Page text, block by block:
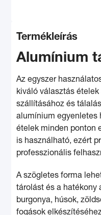
Termékleírás
Alumínium
Az egyszer
kiváló választás
szállításához és
alumínium egyenletes
ételek minden ponton
is használható, ezért
professzionális
A szögletes forma
tárolást és a hatékony
burgonya, húsok,
fogások